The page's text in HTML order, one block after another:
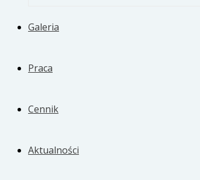
Galeria
Praca
Cennik
Aktualności